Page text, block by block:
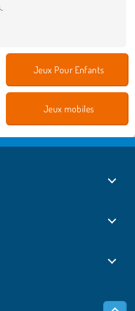
Jeux Pour Enfants
Jeux mobiles